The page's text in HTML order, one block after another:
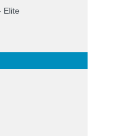
Elite